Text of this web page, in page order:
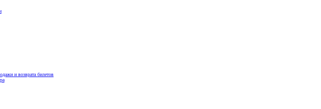
и возврата билетов